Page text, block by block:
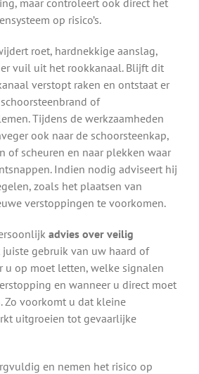
op risico’s.
roet, hardnekkige aanslag,
vuil uit het rookkanaal. Blijft dit
verstopt raken en ontstaat er
of
Tijdens de werkzaamheden
ook naar de schoorsteenkap,
of scheuren en naar plekken waar
Indien nodig adviseert hij
zoals het plaatsen van
verstoppingen te voorkomen.
advies over veilig
juiste gebruik van uw haard of
u op moet letten, welke signalen
en wanneer u direct moet
Zo voorkomt u dat kleine
uitgroeien tot gevaarlijke
en nemen het risico op